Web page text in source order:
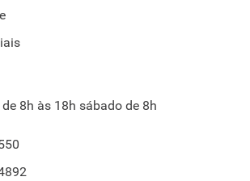
8h às 18h sábado de 8h